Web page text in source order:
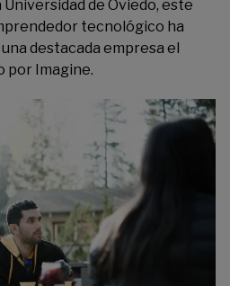
de Oviedo, este
tecnológico ha
destacada empresa el
por Imagine.